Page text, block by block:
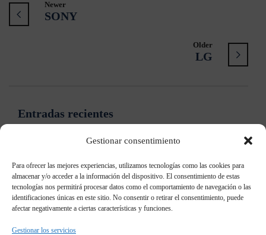
Gestionar consentimiento
Para ofrecer las mejores experiencias, utilizamos tecnologías como las cookies para
almacenar y/o acceder a la información del dispositivo. El consentimiento de estas
tecnologías nos permitirá procesar datos como el comportamiento de navegación o las
identificaciones únicas en este sitio. No consentir o retirar el consentimiento, puede
afectar negativamente a ciertas características y funciones.
Gestionar los servicios
Newer
SONY
Older
LG
Entradas recientes
Signage”
Samsung patenta un televisor holográfico